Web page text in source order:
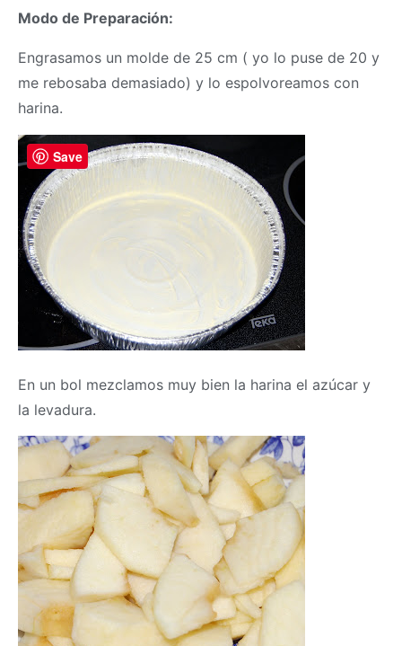
Modo de Preparación:
Engrasamos un molde de 25 cm ( yo lo puse de 20 y
me rebosaba demasiado) y lo espolvoreamos con
harina.
En un bol mezclamos muy bien la harina el azúcar y
la levadura.
Save